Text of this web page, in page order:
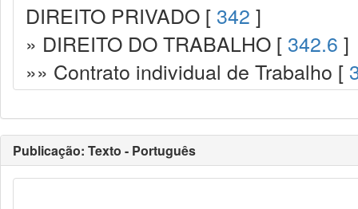
DIREITO PRIVADO [ 342 ]
» DIREITO DO TRABALHO [ 342.6 ]
»» Contrato individual de Trabalho [
Publicação: Texto - Português